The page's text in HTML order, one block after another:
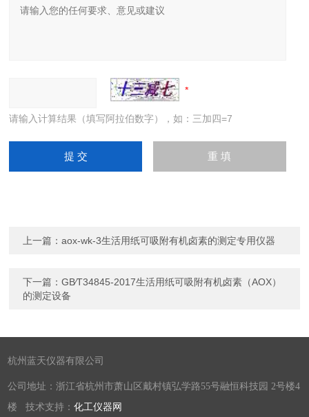
请输入计算结果（填写阿拉伯数字），如：三加四=7
上一篇：aox-wk-3生活用纸可吸附有机卤素的测定专用仪器
下一篇：GB∕T34845-2017生活用纸可吸附有机卤素（AOX）
的测定设备
杭州蓝天仪器有限公司
公司地址：浙江省杭州市萧山区戴村镇弘学路55号融恒科技园 2号楼4
楼 技术支持：化工仪器网